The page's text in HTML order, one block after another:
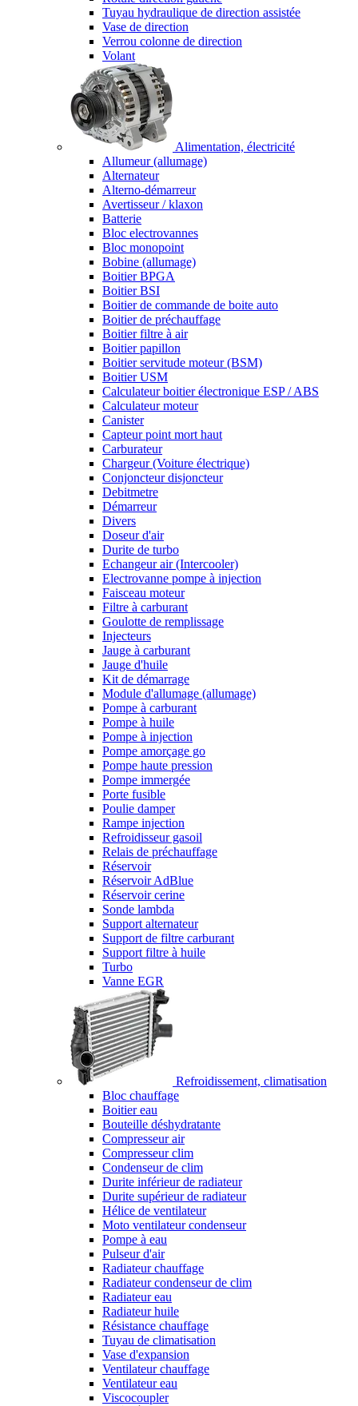
Tuyau hydraulique de direction assistée
Vase de direction
Verrou colonne de direction
Volant
Alimentation, électricité
Allumeur (allumage)
Alternateur
Alterno-démarreur
Avertisseur / klaxon
Batterie
Bloc electrovannes
Bloc monopoint
Bobine (allumage)
Boitier BPGA
Boitier BSI
Boitier de commande de boite auto
Boitier de préchauffage
Boitier filtre à air
Boitier papillon
Boitier servitude moteur (BSM)
Boitier USM
Calculateur boitier électronique ESP / ABS
Calculateur moteur
Canister
Capteur point mort haut
Carburateur
Chargeur (Voiture électrique)
Conjoncteur disjoncteur
Debitmetre
Démarreur
Divers
Doseur d'air
Durite de turbo
Echangeur air (Intercooler)
Electrovanne pompe à injection
Faisceau moteur
Filtre à carburant
Goulotte de remplissage
Injecteurs
Jauge à carburant
Jauge d'huile
Kit de démarrage
Module d'allumage (allumage)
Pompe à carburant
Pompe à huile
Pompe à injection
Pompe amorçage go
Pompe haute pression
Pompe immergée
Porte fusible
Poulie damper
Rampe injection
Refroidisseur gasoil
Relais de préchauffage
Réservoir
Réservoir AdBlue
Réservoir cerine
Sonde lambda
Support alternateur
Support de filtre carburant
Support filtre à huile
Turbo
Vanne EGR
Refroidissement, climatisation
Bloc chauffage
Boitier eau
Bouteille déshydratante
Compresseur air
Compresseur clim
Condenseur de clim
Durite inférieur de radiateur
Durite supérieur de radiateur
Hélice de ventilateur
Moto ventilateur condenseur
Pompe à eau
Pulseur d'air
Radiateur chauffage
Radiateur condenseur de clim
Radiateur eau
Radiateur huile
Résistance chauffage
Tuyau de climatisation
Vase d'expansion
Ventilateur chauffage
Ventilateur eau
Viscocoupler